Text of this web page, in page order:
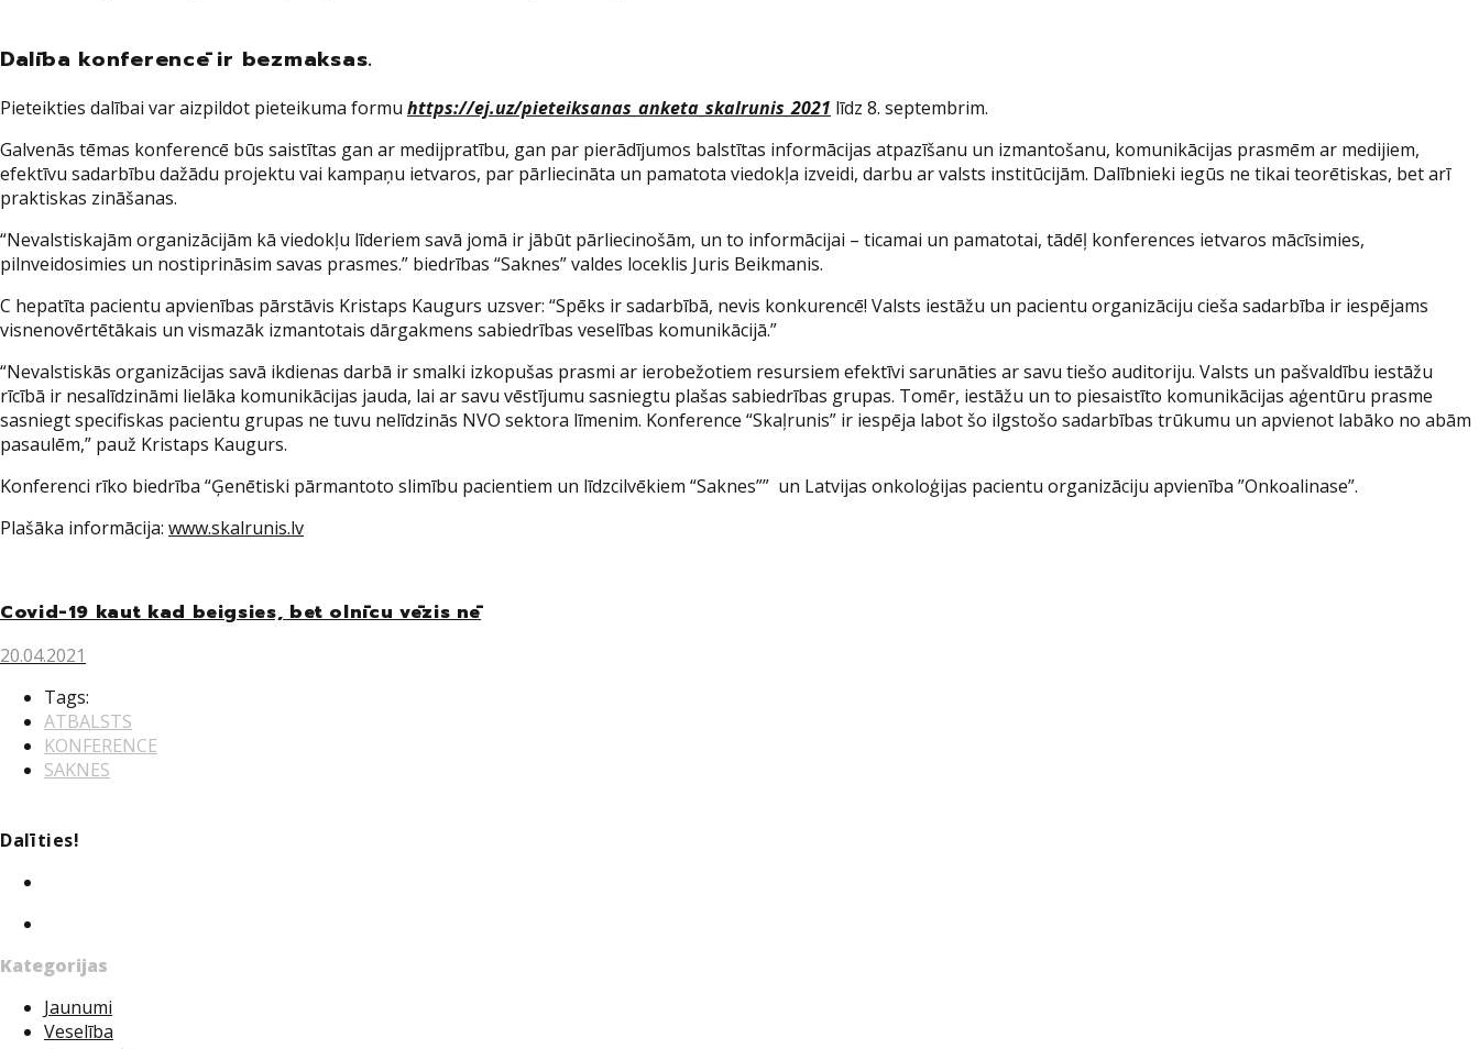
Dalība konferencē ir bezmaksas.
Pieteikties dalībai var aizpildot pieteikuma formu https://ej.uz/pieteiksanas_anketa_skalrunis_2021 līdz 8. septembrim.
Galvenās tēmas konferencē būs saistītas gan ar medijpratību, gan par pierādījumos balstītas informācijas atpazīšanu un izmantošanu, komunikācijas prasmēm ar medijiem,
efektīvu sadarbību dažādu projektu vai kampaņu ietvaros, par pārliecināta un pamatota viedokļa izveidi, darbu ar valsts institūcijām. Dalībnieki iegūs ne tikai teorētiskas, bet arī
praktiskas zināšanas.
“Nevalstiskajām organizācijām kā viedokļu līderiem savā jomā ir jābūt pārliecinošām, un to informācijai – ticamai un pamatotai, tādēļ konferences ietvaros mācīsimies,
pilnveidosimies un nostiprināsim savas prasmes.” biedrības “Saknes” valdes loceklis Juris Beikmanis.
C hepatīta pacientu apvienības pārstāvis Kristaps Kaugurs uzsver: “Spēks ir sadarbībā, nevis konkurencē! Valsts iestāžu un pacientu organizāciju cieša sadarbība ir iespējams
visnenovērtētākais un vismazāk izmantotais dārgakmens sabiedrības veselības komunikācijā.”
“Nevalstiskās organizācijas savā ikdienas darbā ir smalki izkopušas prasmi ar ierobežotiem resursiem efektīvi sarunāties ar savu tiešo auditoriju. Valsts un pašvaldību iestāžu
rīcībā ir nesalīdzināmi lielāka komunikācijas jauda, lai ar savu vēstījumu sasniegtu plašas sabiedrības grupas. Tomēr, iestāžu un to piesaistīto komunikācijas aģentūru prasme
sasniegt specifiskas pacientu grupas ne tuvu nelīdzinās NVO sektora līmenim. Konference “Skaļrunis” ir iespēja labot šo ilgstošo sadarbības trūkumu un apvienot labāko no abām
pasaulēm,” pauž Kristaps Kaugurs.
Konferenci rīko biedrība “Ģenētiski pārmantoto slimību pacientiem un līdzcilvēkiem “Saknes”” un Latvijas onkoloģijas pacientu organizāciju apvienība ”Onkoalinase”.
Plašāka informācija: www.skalrunis.lv
Covid-19 kaut kad beigsies, bet olnīcu vēzis nē
20.04.2021
Tags:
ATBALSTS
KONFERENCE
SAKNES
Dalīties!
Kategorijas
Jaunumi
Veselība